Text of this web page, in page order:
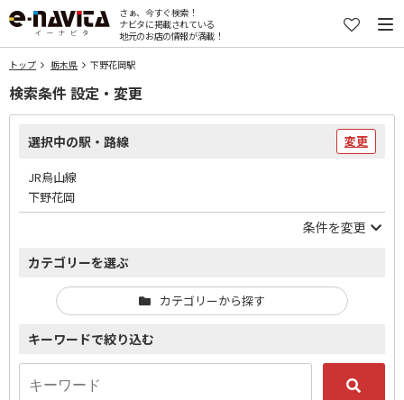
さぁ、今すぐ検索！
ナビタに掲載されている
地元のお店の情報が満載！
トップ 栃木県 下野花岡駅
検索条件 設定・変更
選択中の駅・路線 変更
JR烏山線
下野花岡
条件を変更
カテゴリーを選ぶ
カテゴリーから探す
キーワードで絞り込む